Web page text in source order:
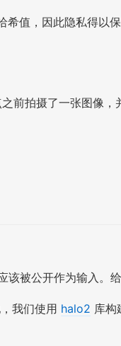
希值，因此隐私得以
前拍摄了一张图像
被公开作为输入。
我们使用 halo2 库